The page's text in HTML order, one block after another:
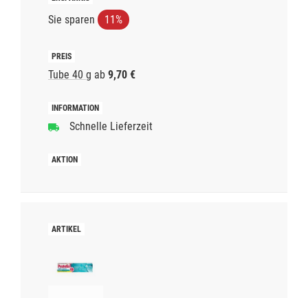
Sie sparen 11%
Tube 40 g ab 9,70 €
Schnelle Lieferzeit